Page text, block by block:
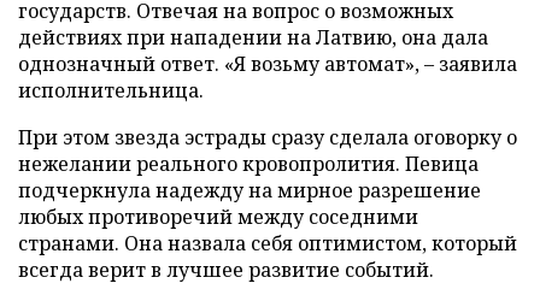
государств. Отвечая на вопрос о возможных
действиях при нападении на Латвию, она дала
однозначный ответ. «Я возьму автомат», – заявила
исполнительница.
При этом звезда эстрады сразу сделала оговорку о
нежелании реального кровопролития. Певица
подчеркнула надежду на мирное разрешение
любых противоречий между соседними
странами. Она назвала себя оптимистом, который
всегда верит в лучшее развитие событий.